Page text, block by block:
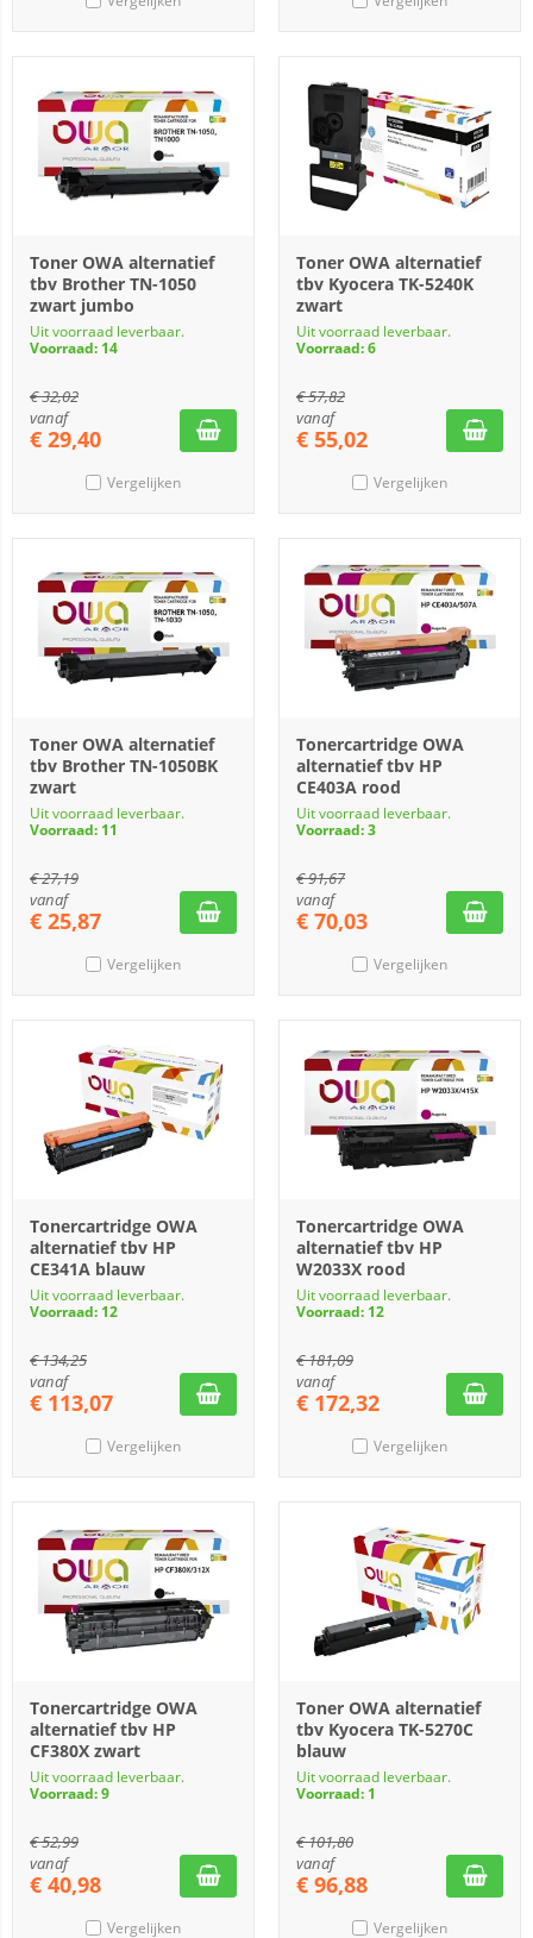
Toner OWA alternatief
tbv Brother TN-1050
zwart jumbo
Uit voorraad leverbaar.
Voorraad: 14
€32,02
vanaf
€ 29,40
Vergelijken
Toner OWA alternatief
tbv Kyocera TK-5240K
zwart
Uit voorraad leverbaar.
Voorraad: 6
€57,82
vanaf
€ 55,02
Vergelijken
Toner OWA alternatief
tbv Brother TN-1050BK
zwart
Uit voorraad leverbaar.
Voorraad: 11
€27,19
vanaf
€ 25,87
Vergelijken
Tonercartridge OWA
alternatief tbv HP
CE403A rood
Uit voorraad leverbaar.
Voorraad: 3
€91,67
vanaf
€ 70,03
Vergelijken
Tonercartridge OWA
alternatief tbv HP
CE341A blauw
Uit voorraad leverbaar.
Voorraad: 12
€134,25
vanaf
€ 113,07
Vergelijken
Tonercartridge OWA
alternatief tbv HP
W2033X rood
Uit voorraad leverbaar.
Voorraad: 12
€181,09
vanaf
€ 172,32
Vergelijken
Tonercartridge OWA
alternatief tbv HP
CF380X zwart
Uit voorraad leverbaar.
Voorraad: 9
€52,99
vanaf
€ 40,98
Vergelijken
Toner OWA alternatief
tbv Kyocera TK-5270C
blauw
Uit voorraad leverbaar.
Voorraad: 1
€101,80
vanaf
€ 96,88
Vergelijken